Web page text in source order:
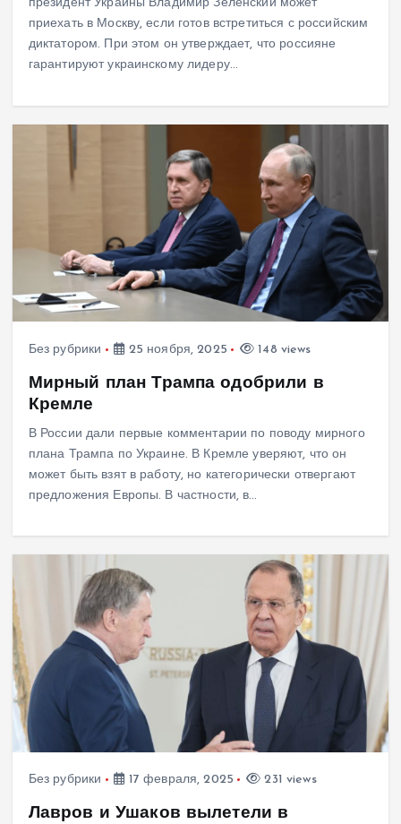
президент Украины Владимир Зеленский может
приехать в Москву, если готов встретиться с российским
диктатором. При этом он утверждает, что россияне
гарантируют украинскому лидеру…
Без рубрики 25 ноября, 2025 148 views
Мирный план Трампа одобрили в
Кремле
В России дали первые комментарии по поводу мирного
плана Трампа по Украине. В Кремле уверяют, что он
может быть взят в работу, но категорически отвергают
предложения Европы. В частности, в…
Без рубрики 17 февраля, 2025 231 views
Лавров и Ушаков вылетели в